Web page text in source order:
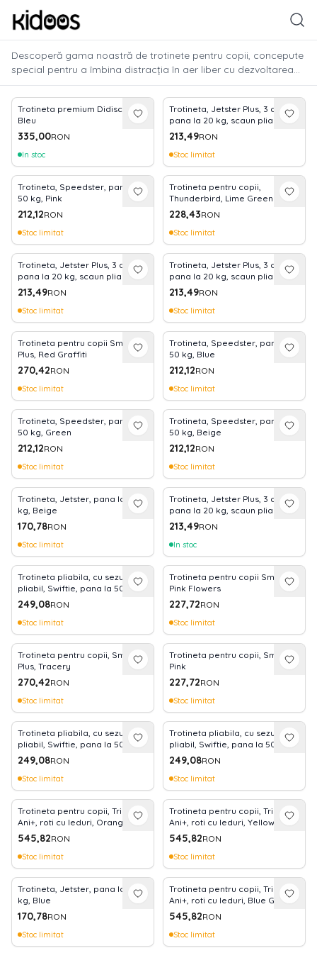
Descoperă gama noastră de trotinete pentru copii, concepute
special pentru a îmbina distracția în aer liber cu dezvoltarea
echilibrului și a coordonării. De la modele cu trei roți pentru
stabilitate maximă, ideale pentru începători, până la variante
agile cu două roți pentru micii experți, fiecare produs
garantează siguranță și rezistență. Alege o trotinetă
ergonomică și durabilă care să transforme fiecare plimbare
într-o aventură plină de energie!
Trotineta premium Didiscoot -
Bleu
335,00RON
In stoc
Trotineta, Jetster Plus, 3 ani+,
pana la 20 kg, scaun pliabil si
reglabil 4 pozitii, roti PU cu
luminite, Blue
213,49RON
Stoc limitat
Trotineta, Speedster, pana la
50 kg, Pink
212,12RON
Stoc limitat
Trotineta pentru copii,
Thunderbird, Lime Green
228,43RON
Stoc limitat
Trotineta, Jetster Plus, 3 ani+,
pana la 20 kg, scaun pliabil si
reglabil 4 pozitii, roti PU cu
luminite, Pink
213,49RON
Stoc limitat
Trotineta, Jetster Plus, 3 ani+,
pana la 20 kg, scaun pliabil si
reglabil 4 pozitii, roti PU cu
luminite, Green
213,49RON
Stoc limitat
Trotineta pentru copii Smart
Plus, Red Graffiti
270,42RON
Stoc limitat
Trotineta, Speedster, pana la
50 kg, Blue
212,12RON
Stoc limitat
Trotineta, Speedster, pana la
50 kg, Green
212,12RON
Stoc limitat
Trotineta, Speedster, pana la
50 kg, Beige
212,12RON
Stoc limitat
Trotineta, Jetster, pana la 20
kg, Beige
170,78RON
Stoc limitat
Trotineta, Jetster Plus, 3 ani+,
pana la 20 kg, scaun pliabil si
reglabil 4 pozitii, roti PU cu
luminite, Beige
213,49RON
In stoc
Trotineta pliabila, cu sezut
pliabil, Swiftie, pana la 50 kg,
Beige
249,08RON
Stoc limitat
Trotineta pentru copii Smart,
Pink Flowers
227,72RON
Stoc limitat
Trotineta pentru copii, Smart
Plus, Tracery
270,42RON
Stoc limitat
Trotineta pentru copii, Smart,
Pink
227,72RON
Stoc limitat
Trotineta pliabila, cu sezut
pliabil, Swiftie, pana la 50 kg,
Pink
249,08RON
Stoc limitat
Trotineta pliabila, cu sezut
pliabil, Swiftie, pana la 50 kg,
Blue
249,08RON
Stoc limitat
Trotineta pentru copii, Trio, 3
Ani+, roti cu leduri, Orange
545,82RON
Stoc limitat
Trotineta pentru copii, Trio, 3
Ani+, roti cu leduri, Yellow
545,82RON
Stoc limitat
Trotineta, Jetster, pana la 20
kg, Blue
170,78RON
Stoc limitat
Trotineta pentru copii, Trio, 3
Ani+, roti cu leduri, Blue Green
545,82RON
Stoc limitat